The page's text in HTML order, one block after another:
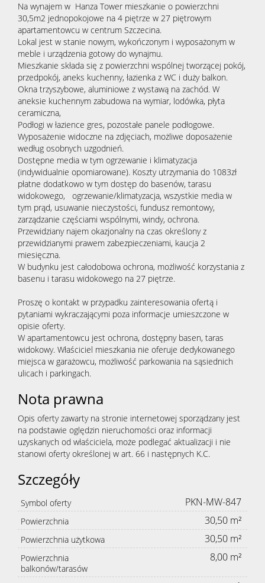
Na wynajem w Hanza Tower mieszkanie o powierzchni
30,5m2 jednopokojowe na 4 piętrze w 27 piętrowym
apartamentowcu w centrum Szczecina.
Lokal jest w stanie nowym, wykończonym i wyposażonym w
meble i urządzenia gotowy do wynajmu.
Mieszkanie składa się z powierzchni wspólnej tworzącej pokój,
przedpokój, aneks kuchenny, łazienka z WC i duży balkon.
Okna trzyszybowe, aluminiowe z wystawą na zachód. W
aneksie kuchennym zabudowa na wymiar, lodówka, płyta
ceramiczna,
Podłogi w łazience gres, pozostałe panele podłogowe.
Wyposażenie widoczne na zdjęciach, możliwe doposażenie
według osobnych uzgodnień.
Dostępne media w tym ogrzewanie i klimatyzacja
(indywidualnie opomiarowane). Koszty utrzymania do 1083zł
płatne dodatkowo w tym dostęp do basenów, tarasu
widokowego, ogrzewanie/klimatyzacja, wszystkie media w
tym prąd, usuwanie nieczystości, fundusz remontowy,
zarządzanie częściami wspólnymi, windy, ochrona.
Przewidziany najem okazjonalny na czas określony z
przewidzianymi prawem zabezpieczeniami, kaucja 2
miesięczna.
W budynku jest całodobowa ochrona, możliwość korzystania z
basenu i tarasu widokowego na 27 piętrze.
Proszę o kontakt w przypadku zainteresowania ofertą i
pytaniami wykraczającymi poza informacje umieszczone w
opisie oferty.
W apartamentowcu jest ochrona, dostępny basen, taras
widokowy. Właściciel mieszkania nie oferuje dedykowanego
miejsca w garażowcu, możliwość parkowania na sąsiednich
ulicach i parkingach.
Nota prawna
Opis oferty zawarty na stronie internetowej sporządzany jest
na podstawie oględzin nieruchomości oraz informacji
uzyskanych od właściciela, może podlegać aktualizacji i nie
stanowi oferty określonej w art. 66 i następnych K.C.
Szczegóły
Symbol oferty PKN-MW-847
Powierzchnia 30,50 m²
Powierzchnia użytkowa 30,50 m²
Powierzchnia
balkonów/tarasów
8,00 m²